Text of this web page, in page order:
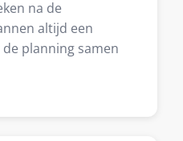
na de
altijd een
planning samen